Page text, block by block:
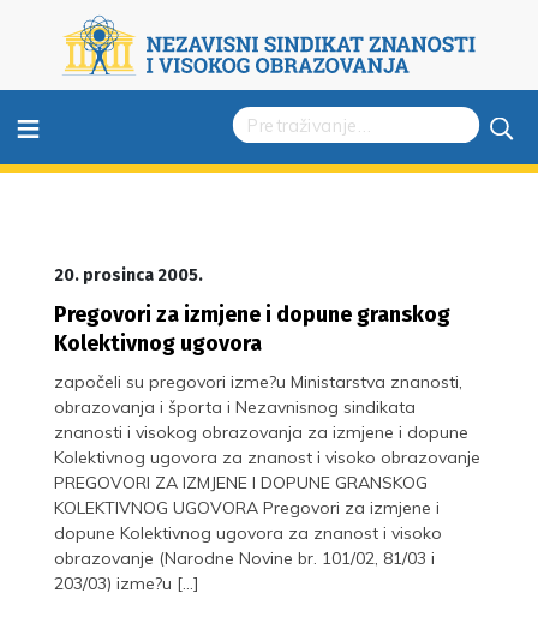
≡
20. prosinca 2005.
Pregovori za izmjene i dopune granskog
Kolektivnog ugovora
započeli su pregovori izme?u Ministarstva znanosti,
obrazovanja i športa i Nezavnisnog sindikata
znanosti i visokog obrazovanja za izmjene i dopune
Kolektivnog ugovora za znanost i visoko obrazovanje
PREGOVORI ZA IZMJENE I DOPUNE GRANSKOG
KOLEKTIVNOG UGOVORA Pregovori za izmjene i
dopune Kolektivnog ugovora za znanost i visoko
obrazovanje (Narodne Novine br. 101/02, 81/03 i
203/03) izme?u […]